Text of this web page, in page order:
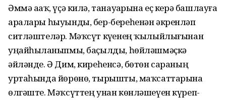
Әммә аҙаҡ, үҫә килә, танауҙарына еҫ керә башлауға
аралары һыуынды, бер-береһенән әкренләп
ситләштеләр. Мәҡсүт күҙенең ҡылыйлығынан
уңайһыҙланыпмы, баҫылды, һөйләшмәҫкә
әйләнде. Ә Дим, киреһенсә, бөтөн сараның
уртаһында йөрөнө, тырышты, маҡсаттарына
өлгәште. Мәҡсүттең унан көнләшеүен күреп-